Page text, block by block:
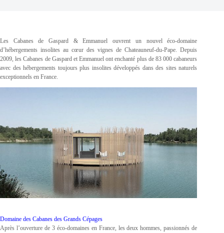
Les Cabanes de Gaspard & Emmanuel ouvrent un nouvel éco-domaine
d’hébergements insolites au cœur des vignes de Chateauneuf-du-Pape. Depuis
2009, les Cabanes de Gaspard et Emmanuel ont enchanté plus de 83 000 cabaneurs
avec des hébergements toujours plus insolites développés dans des sites naturels
exceptionnels en France.
Domaine des Cabanes des Grands Cépages
Après l’ouverture de 3 éco-domaines en France, les deux hommes, passionnés de